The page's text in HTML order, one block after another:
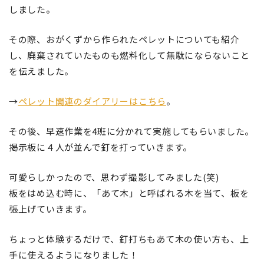
しました。
その際、おがくずから作られたペレットについても紹介
し、廃棄されていたものも燃料化して無駄にならないこと
を伝えました。
→ペレット関連のダイアリーはこちら。
その後、早速作業を4班に分かれて実施してもらいました。
掲示板に４人が並んで釘を打っていきます。
可愛らしかったので、思わず撮影してみました(笑)
板をはめ込む時に、「あて木」と呼ばれる木を当て、板を
張上げていきます。
ちょっと体験するだけで、釘打ちもあて木の使い方も、上
手に使えるようになりました！